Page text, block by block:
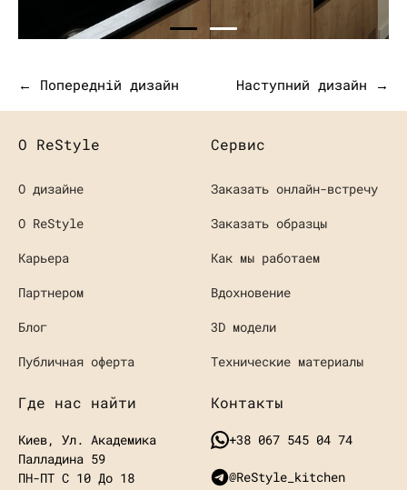
← Попередній дизайн Наступний дизайн →
О ReStyle
О дизайне
О ReStyle
Карьера
Партнером
Блог
Публичная оферта
Сервис
Заказать онлайн-встречу
Заказать образцы
Как мы работаем
Вдохновение
3D модели
Технические материалы
Где нас найти
Киев, Ул. Академика
Палладина 59
ПН-ПТ С 10 До 18
Контакты
+38 067 545 04 74
@ReStyle_kitchen